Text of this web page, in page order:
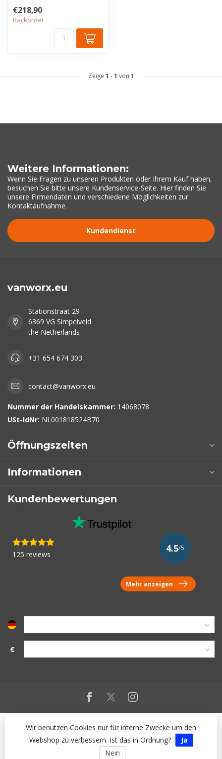
Händewaschen integri...
€218,90
Backorder
Zeige 1 -1 von 1
Weitere Informationen:
Wenn Sie Fragen zu unseren Produkten oder Ihrem Kauf haben,
besuchen Sie bitte unsere Kundenservice-Seite. Hier finden Sie
unsere Firmendaten und verschiedene Möglichkeiten zur
Kontaktaufnahme.
Kundendienst
vanworx.eu
Stationstraat 29
6369 VG Simpelveld
the Netherlands
+31 654 674 303
contact@vanworx.eu
Nummer der Handelskammer: 14068078
USt-IdNr: NL001818524B70
Öffnungszeiten
Informationen
Kundenbewertungen
125 reviews
4.5/5
Mehr anzeigen
€
Wir benutzen Cookies nur für interne Zwecke um den
Webshop zu verbessern. Ist das in Ordnung?
Ja
Nein